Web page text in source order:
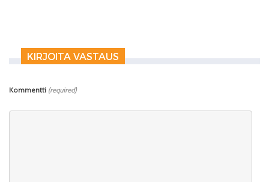
KIRJOITA VASTAUS
Kommentti (required)